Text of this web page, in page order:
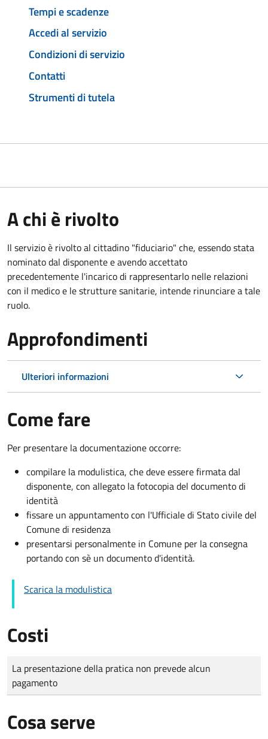
Tempi e scadenze
Accedi al servizio
Condizioni di servizio
Contatti
Strumenti di tutela
A chi è rivolto
Il servizio è rivolto al cittadino "fiduciario" che, essendo stata
nominato dal disponente e avendo accettato
precedentemente l'incarico di rappresentarlo nelle relazioni
con il medico e le strutture sanitarie, intende rinunciare a tale
ruolo.
Approfondimenti
Ulteriori informazioni
Come fare
Per presentare la documentazione occorre:
compilare la modulistica, che deve essere firmata dal
disponente, con allegato la fotocopia del documento di
identità
fissare un appuntamento con l'Ufficiale di Stato civile del
Comune di residenza
presentarsi personalmente in Comune per la consegna
portando con sè un documento d'identità.
Scarica la modulistica
Costi
Tipo di pagamento
Importo
La presentazione della pratica non prevede alcun
pagamento
Cosa serve